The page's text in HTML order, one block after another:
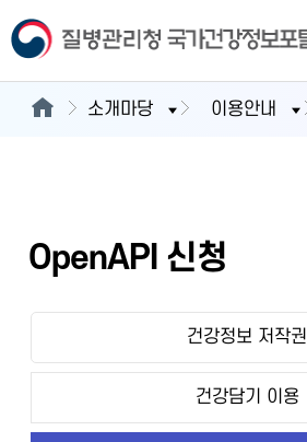
소개마당 이용안내
OpenAPI 신청
건강정보 저작권
건강담기 이용